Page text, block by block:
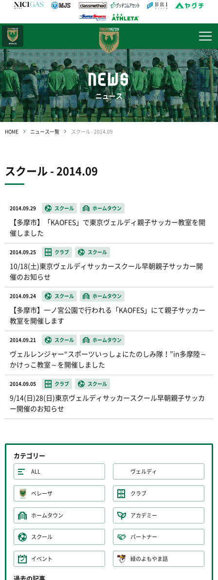
NEWS
ニュース
HOME ニュース一覧 スクール - 2014.09
スクール - 2014.09
2014.09.29 スクール ホームタウン
【多摩市】「KAOFES」で東京ヴェルディ親子サッカー教室を開
催しました
2014.09.25 クラブ スクール
10/18(土)東京ヴェルディサッカースクール早朝親子サッカー開
催のお知らせ
2014.09.24 スクール ホームタウン
【多摩市】一ノ宮公園で行われる「KAOFES」にて親子サッカー
教室を開催します
2014.09.21 スクール ホームタウン
ヴェルレンジャー“スポーツいっしょにたのしみ隊！”in多摩陸～
かけっこ教室～を開催しました
2014.09.05 クラブ スクール
9/14(日)28(日)東京ヴェルディサッカースクール早朝親子サッカ
ー開催のお知らせ
カテゴリー
ALL ヴェルディ
ベレーザ クラブ
ホームタウン アカデミー
スクール パートナー
イベント 緑のよもやま話